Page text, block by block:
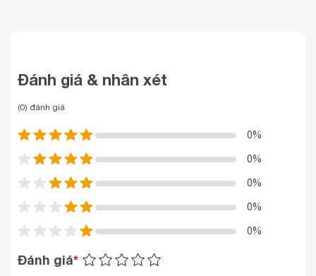
Đánh giá & nhân xét
(0) đánh giá
0%
0%
0%
0%
0%
Đánh giá*